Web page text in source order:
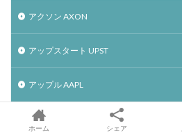
アクソン AXON
アップスタート UPST
アップル AAPL
アファーム AFRM
ホーム シェア